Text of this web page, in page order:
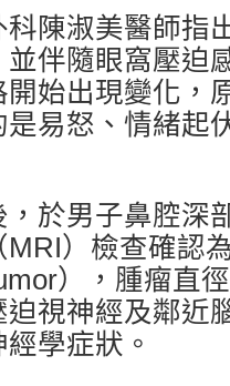
陳淑美醫師指
伴隨眼窩壓迫
開始出現變化，
易怒、情緒起
於男子鼻腔深
）檢查確認
），腫瘤直
視神經及鄰近
學症狀。